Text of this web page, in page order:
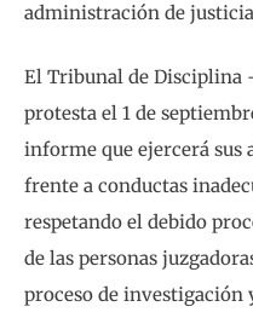
administración de
El Tribunal de Disciplina
protesta el 1 de
informe que ejercerá
frente a conductas
respetando el debido
de las personas
proceso de investigación